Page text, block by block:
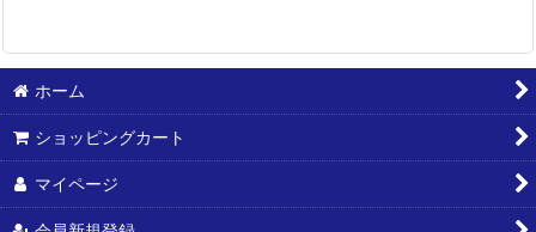
ホーム
ショッピングカート
マイページ